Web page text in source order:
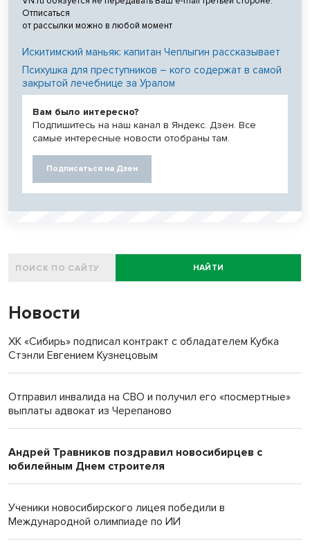
Отписаться
от рассылки можно в любой момент
Искитимский маньяк: капитан Чеплыгин рассказывает
Психушка для преступников – кого содержат в самой
закрытой лечебнице за Уралом
Вам было интересно?
Подпишитесь на наш канал в Яндекс. Дзен. Все
самые интересные новости отобраны там.
Подписаться на Дзен
НАЙТИ
Новости
ХК «Сибирь» подписал контракт с обладателем Кубка
Стэнли Евгением Кузнецовым
Отправил инвалида на СВО и получил его «посмертные»
выплаты адвокат из Черепаново
Андрей Травников поздравил новосибирцев с
юбилейным Днем строителя
Ученики новосибирского лицея победили в
Международной олимпиаде по ИИ